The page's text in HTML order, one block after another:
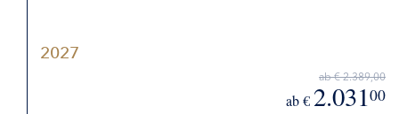
2027
ab € 2.389,00
ab € 2.03100